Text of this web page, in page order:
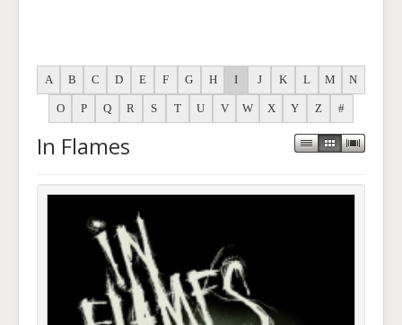
A B C D E F G H I J K L M N
O P Q R S T U V W X Y Z #
In Flames